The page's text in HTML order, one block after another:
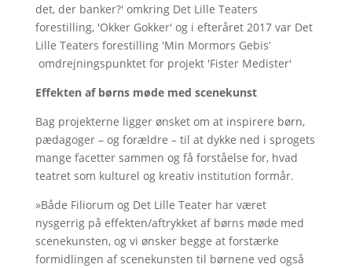
det, der banker?' omkring Det Lille Teaters
forestilling, 'Okker Gokker' og i efteråret 2017 var Det
Lille Teaters forestilling 'Min Mormors Gebis’
omdrejningspunktet for projekt 'Fister Medister'
Effekten af børns møde med scenekunst
Bag projekterne ligger ønsket om at inspirere børn,
pædagoger – og forældre – til at dykke ned i sprogets
mange facetter sammen og få forståelse for, hvad
teatret som kulturel og kreativ institution formår.
»Både Filiorum og Det Lille Teater har været
nysgerrig på effekten/aftrykket af børns møde med
scenekunsten, og vi ønsker begge at forstærke
formidlingen af scenekunsten til børnene ved også